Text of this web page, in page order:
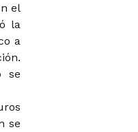
el
la
a
se
se